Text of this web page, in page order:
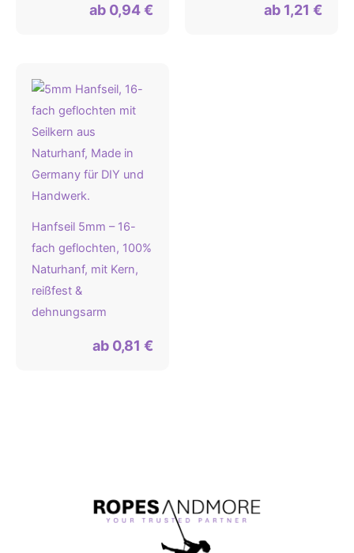
ab 0,94€ ab 1,21 €
Hanfseil 5mm – 16-
fach geflochten, 100%
Naturhanf, mit Kern,
reißfest &
dehnungsarm
ab 0,81 €